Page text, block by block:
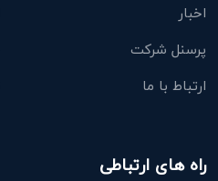
اخبار
پرسنل شرکت
ارتباط با ما
راه های ارتباطی